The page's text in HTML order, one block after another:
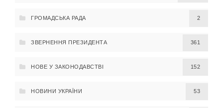
ГРОМАДСЬКА РАДА 2
ЗВЕРНЕННЯ ПРЕЗИДЕНТА 361
НОВЕ У ЗАКОНОДАВСТВІ 152
НОВИНИ УКРАЇНИ 53